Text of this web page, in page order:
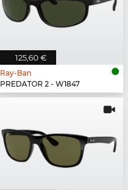
125,60 €
Ray-Ban
PREDATOR 2 - W1847